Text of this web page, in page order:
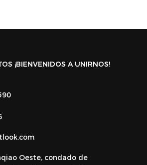
¡BIENVENIDOS A UNIRNOS!
Oeste, condado de